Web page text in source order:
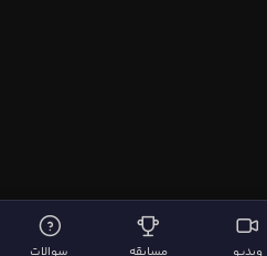
ویدیو مسابقه سوالات